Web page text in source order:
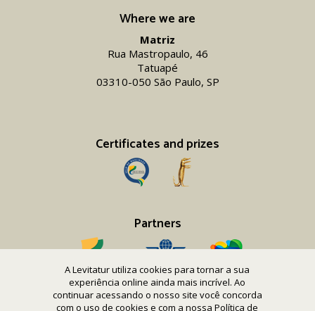
A Levitatur utiliza cookies para tornar a sua
experiência online ainda mais incrível. Ao
continuar acessando o nosso site você concorda
com o uso de cookies e com a nossaPolítica de
Where we are
Matriz
Rua Mastropaulo, 46
Tatuapé
03310-050 São Paulo, SP
Certificates and prizes
Partners